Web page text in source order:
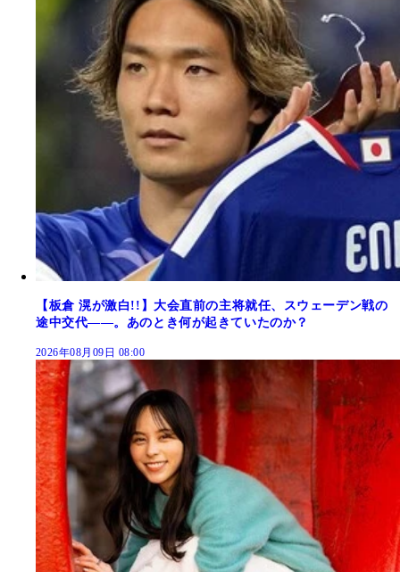
【板倉 滉が激白!!】大会直前の主将就任、スウェーデン戦の
途中交代――。あのとき何が起きていたのか？
2026年08月09日 08:00